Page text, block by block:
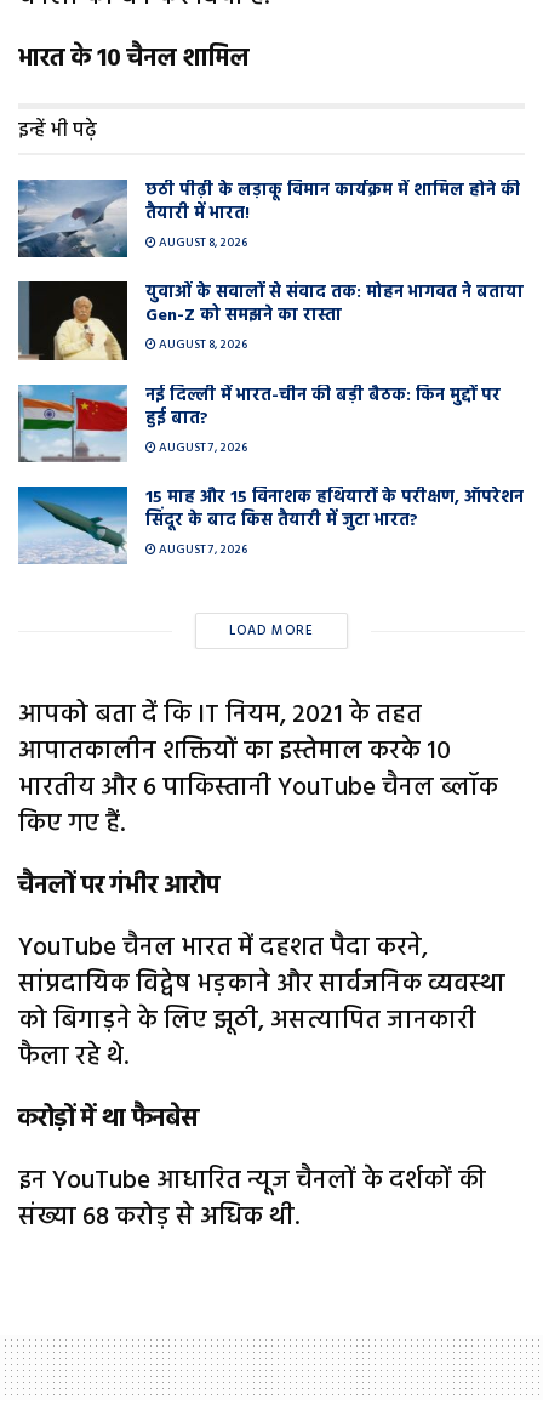
भारत के 10 चैनल शामिल
इन्हें भी पढ़े
छठी पीढ़ी के लड़ाकू विमान कार्यक्रम में शामिल होने की
तैयारी में भारत!
AUGUST 8, 2026
युवाओं के सवालों से संवाद तक: मोहन भागवत ने बताया
Gen-Z को समझने का रास्ता
AUGUST 8, 2026
नई दिल्ली में भारत-चीन की बड़ी बैठक: किन मुद्दों पर
हुई बात?
AUGUST 7, 2026
15 माह और 15 विनाशक हथियारों के परीक्षण, ऑपरेशन
सिंदूर के बाद किस तैयारी में जुटा भारत?
AUGUST 7, 2026
LOAD MORE
आपको बता दें कि IT नियम, 2021 के तहत
आपातकालीन शक्तियों का इस्तेमाल करके 10
भारतीय और 6 पाकिस्तानी YouTube चैनल ब्लॉक
किए गए हैं.
चैनलों पर गंभीर आरोप
YouTube चैनल भारत में दहशत पैदा करने,
सांप्रदायिक विद्वेष भड़काने और सार्वजनिक व्यवस्था
को बिगाड़ने के लिए झूठी, असत्यापित जानकारी
फैला रहे थे.
करोड़ों में था फैनबेस
इन YouTube आधारित न्यूज चैनलों के दर्शकों की
संख्या 68 करोड़ से अधिक थी.